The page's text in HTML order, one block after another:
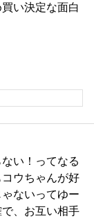
い決定な面白
い！ってなる
ウちゃんが好
ないってゆー
、お互い相手